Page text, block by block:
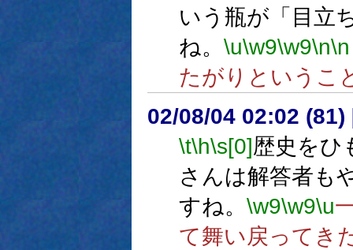
いう瓶が「目立
ね。 \u\w9\w9\n\n
たがりというこ
02/08/04 02:02 (81)
\t\h\s[0]歴史をひ
さんは解答者も
すね。 \w9\w9\u
て舞い戻ってき